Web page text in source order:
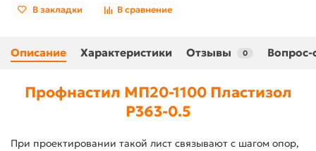
В закладки В сравнение
Описание Характеристики Отзывы 0 Вопрос-
Профнастил МП20-1100 Пластизол
Р363-0.5
При проектировании такой лист связывают с шагом опор,